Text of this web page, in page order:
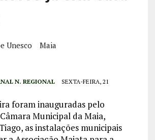
Unesco Maia
N. REGIONAL
SEXTA-FEIRA, 21
foram inauguradas pelo
Municipal da Maia,
as instalações municipais